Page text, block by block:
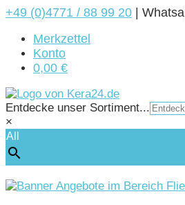
+49 (0)4771 / 88 99 20
Merkzettel
Konto
0,00 €
Entdecke unser Sortiment...
×
All